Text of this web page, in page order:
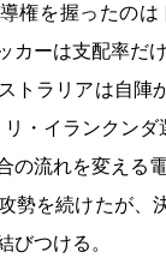
権を握ったの
カーは支配率だ
トラリアは自陣
リ・イランクン
の流れを変える
勢を続けたが、
びつける。